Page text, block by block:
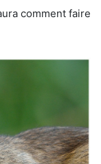
comment faire